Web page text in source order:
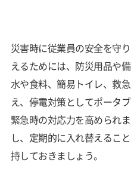
災害時に従業員の安全を守
えるためには、防災用品や
水や食料、簡易トイレ、救
え、停電対策としてポータ
緊急時の対応力を高められ
し、定期的に入れ替えるこ
持しておきましょう。